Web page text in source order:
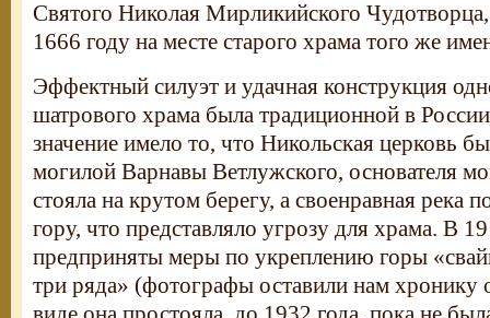
Святого Николая Мирликийского
1666 году на месте старого храма того же
Эффектный силуэт и удачная конструкция
шатрового храма была традиционной в
значение имело то, что Никольская церковь
могилой Варнавы Ветлужского, основателя
стояла на крутом берегу, а своенравная
гору, что представляло угрозу для храма. В
предприняты меры по укреплению горы
три ряда» (фотографы оставили нам хронику